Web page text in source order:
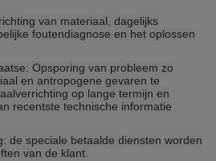
van materiaal, dagelijks
foutendiagnose en het oplossen
Opsporing van probleem zo
en antropogene gevaren te
op lange termijn en
recentste technische informatie
de speciale betaalde diensten worden
van de klant.